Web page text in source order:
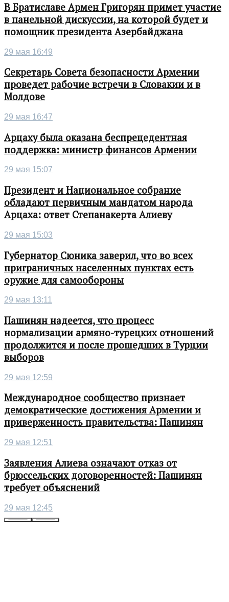
В Братиславе Армен Григорян примет участие
в панельной дискуссии, на которой будет и
помощник президента Азербайджана
29 мая 16:49
Секретарь Совета безопасности Армении
проведет рабочие встречи в Словакии и в
Молдове
29 мая 16:47
Арцаху была оказана беспрецедентная
поддержка: министр финансов Армении
29 мая 15:07
Президент и Национальное собрание
обладают первичным мандатом народа
Арцаха: ответ Степанакерта Алиеву
29 мая 15:03
Губернатор Сюника заверил, что во всех
приграничных населенных пунктах есть
оружие для самообороны
29 мая 13:11
Пашинян надеется, что процесс
нормализации армяно-турецких отношений
продолжится и после прошедших в Турции
выборов
29 мая 12:59
Международное сообщество признает
демократические достижения Армении и
приверженность правительства: Пашинян
29 мая 12:51
Заявления Алиева означают отказ от
брюссельских договоренностей: Пашинян
требует объяснений
29 мая 12:45